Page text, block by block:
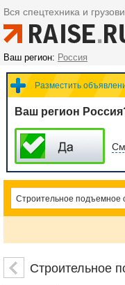
Вся спецтехника и
Ваш регион: Россия
Разместить
Ваш регион
Подъемники коленчатые
Строительное